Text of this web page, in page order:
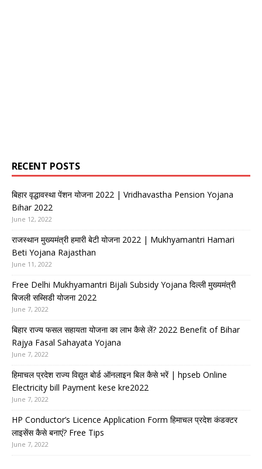
RECENT POSTS
बिहार वृद्धावस्था पेंशन योजना 2022 | Vridhavastha Pension Yojana
Bihar 2022
June 12, 2022
राजस्थान मुख्यमंत्री हमारी बेटी योजना 2022 | Mukhyamantri Hamari
Beti Yojana Rajasthan
June 11, 2022
Free Delhi Mukhyamantri Bijali Subsidy Yojana दिल्ली मुख्यमंत्री
बिजली सब्सिडी योजना 2022
June 7, 2022
बिहार राज्य फसल सहायता योजना का लाभ कैसे लें? 2022 Benefit of Bihar
Rajya Fasal Sahayata Yojana
June 7, 2022
हिमाचल प्रदेश राज्य विद्युत बोर्ड ऑनलाइन बिल कैसे भरें | hpseb Online
Electricity bill Payment kese kre2022
June 7, 2022
HP Conductor’s Licence Application Form हिमाचल प्रदेश कंडक्टर
लाइसेंस कैसे बनाएं? Free Tips
June 7, 2022